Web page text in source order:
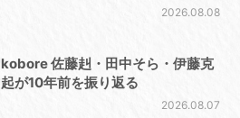
2026.08.08
kobore 佐藤赳・田中そら・伊藤克
起が10年前を振り返る
2026.08.07